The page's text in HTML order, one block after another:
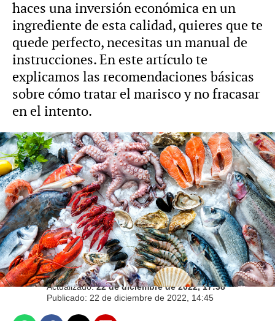
haces una inversión económica en un
ingrediente de esta calidad, quieres que te
quede perfecto, necesitas un manual de
instrucciones. En este artículo te
explicamos las recomendaciones básicas
sobre cómo tratar el marisco y no fracasar
en el intento.
Cómo congelar el marisco para tenerlo listo
para estas navidades
Laura Gómez
Barcelona
Actualizado:22 de diciembre de 2022, 17:38
Publicado: 22 de diciembre de 2022, 14:45